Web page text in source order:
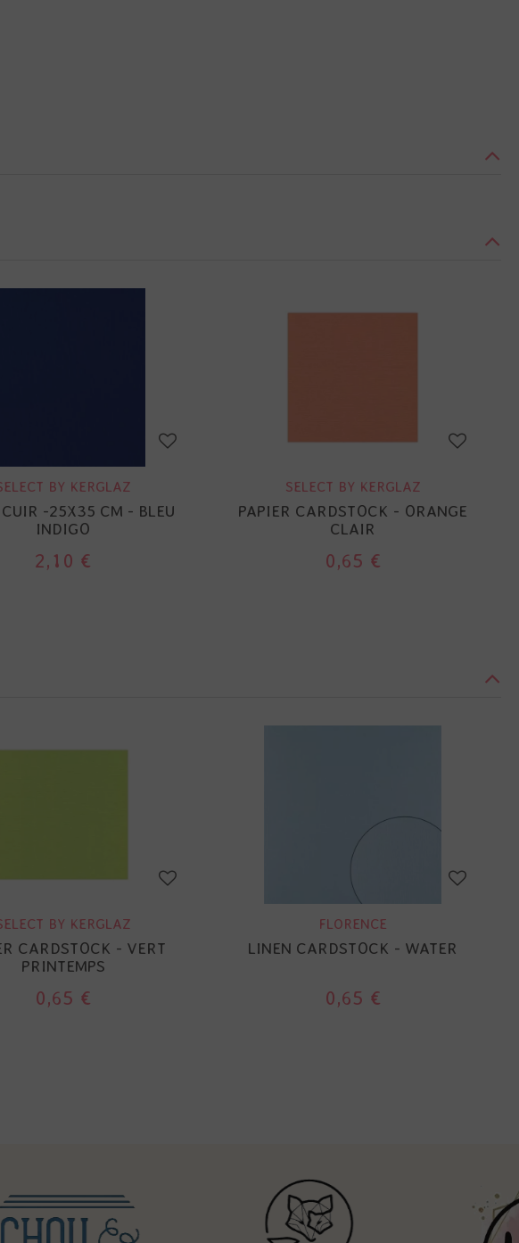
BY KERGLAZ
-25X35 CM - BLEU
INDIGO
2,10 €
SELECT BY KERGLAZ
PAPIER CARDSTOCK - ORANGE
CLAIR
0,65 €
BY KERGLAZ
CARDSTOCK - VERT
PRINTEMPS
0,65 €
FLORENCE
LINEN CARDSTOCK - WATER
0,65 €